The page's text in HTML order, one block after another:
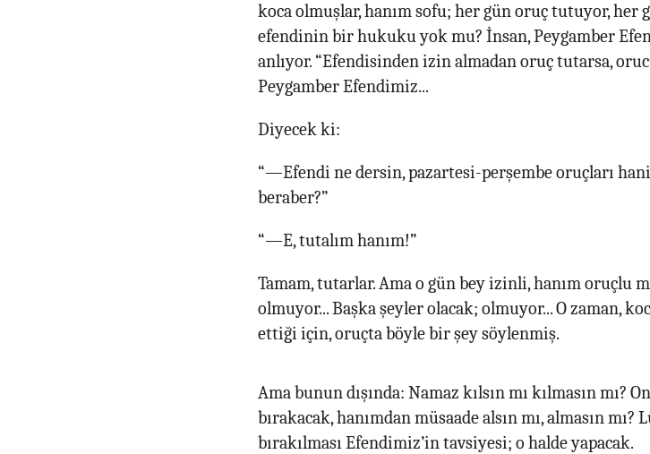
koca olmuşlar, hanım sofu; her gün oruç tutuyor, her
efendinin bir hukuku yok mu? İnsan, Peygamber
anlıyor. “Efendisinden izin almadan oruç tutarsa,
Peygamber Efendimiz...
Diyecek ki:
“—Efendi ne dersin, pazartesi-perşembe oruçları hani
beraber?”
“—E, tutalım hanım!”
Tamam, tutarlar. Ama o gün bey izinli, hanım oruçlu
olmuyor... Başka şeyler olacak; olmuyor... O zaman,
ettiği için, oruçta böyle bir şey söylenmiş.
Ama bunun dışında: Namaz kılsın mı kılmasın mı?
bırakacak, hanımdan müsaade alsın mı, almasın
bırakılması Efendimiz’in tavsiyesi; o halde yapacak.